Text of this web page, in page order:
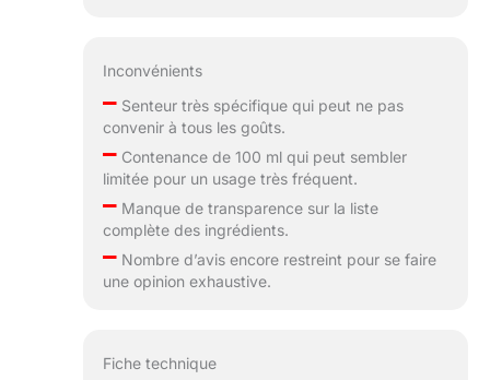
Inconvénients
–Senteur très spécifique qui peut ne pas
convenir à tous les goûts.
–Contenance de 100 ml qui peut sembler
limitée pour un usage très fréquent.
–Manque de transparence sur la liste
complète des ingrédients.
–Nombre d’avis encore restreint pour se faire
une opinion exhaustive.
Fiche technique